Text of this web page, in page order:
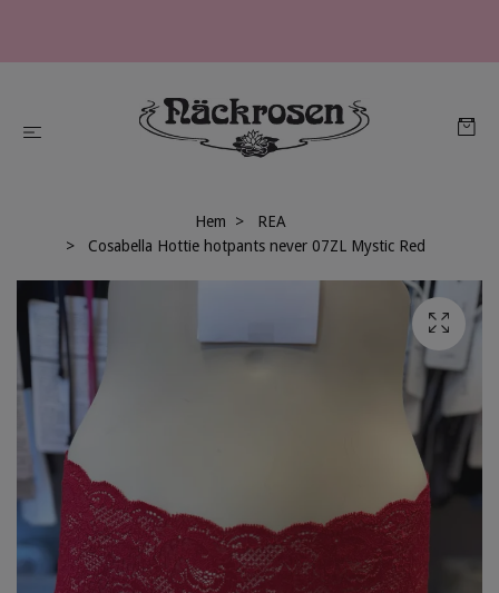
Hem
REA
Cosabella Hottie hotpants never 07ZL Mystic Red